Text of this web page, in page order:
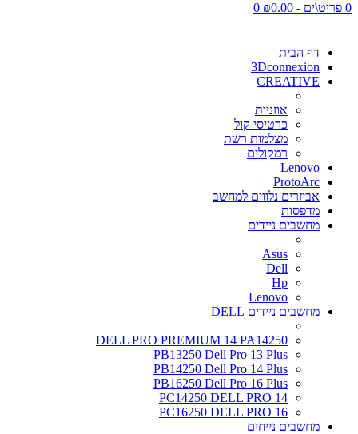
0 פריט\ים - ₪0.00 0
דף הבית
3Dconnexion
CREATIVE
אוזניות
כרטיסי קול
מצלמות רשת
רמקולים
Lenovo
ProtoArc
אביזרים נלווים למחשב
מדפסות
מחשבים ניידים
Asus
Dell
Hp
Lenovo
מחשבים ניידים DELL
DELL PRO PREMIUM 14 PA14250
PB13250 Dell Pro 13 Plus
PB14250 Dell Pro 14 Plus
PB16250 Dell Pro 16 Plus
PC14250 DELL PRO 14
PC16250 DELL PRO 16
מחשבים נייחים